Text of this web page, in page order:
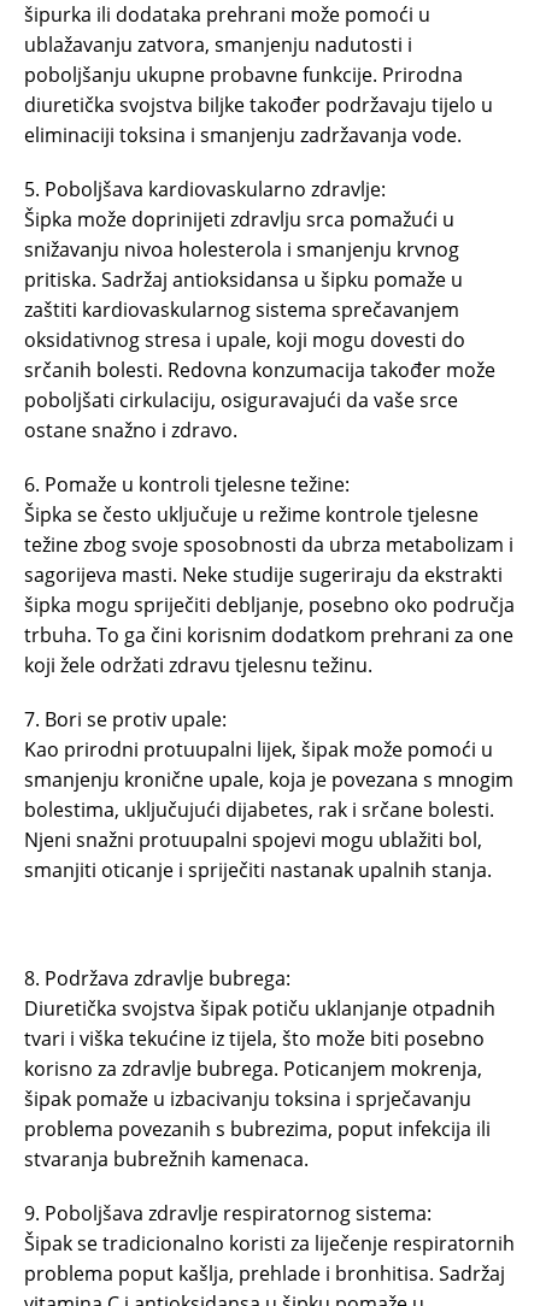
šipurka ili dodataka prehrani može pomoći u
ublažavanju zatvora, smanjenju nadutosti i
poboljšanju ukupne probavne funkcije. Prirodna
diuretička svojstva biljke također podržavaju tijelo u
eliminaciji toksina i smanjenju zadržavanja vode.
5. Poboljšava kardiovaskularno zdravlje:
Šipka može doprinijeti zdravlju srca pomažući u
snižavanju nivoa holesterola i smanjenju krvnog
pritiska. Sadržaj antioksidansa u šipku pomaže u
zaštiti kardiovaskularnog sistema sprečavanjem
oksidativnog stresa i upale, koji mogu dovesti do
srčanih bolesti. Redovna konzumacija također može
poboljšati cirkulaciju, osiguravajući da vaše srce
ostane snažno i zdravo.
6. Pomaže u kontroli tjelesne težine:
Šipka se često uključuje u režime kontrole tjelesne
težine zbog svoje sposobnosti da ubrza metabolizam i
sagorijeva masti. Neke studije sugeriraju da ekstrakti
šipka mogu spriječiti debljanje, posebno oko područja
trbuha. To ga čini korisnim dodatkom prehrani za one
koji žele održati zdravu tjelesnu težinu.
7. Bori se protiv upale:
Kao prirodni protuupalni lijek, šipak može pomoći u
smanjenju kronične upale, koja je povezana s mnogim
bolestima, uključujući dijabetes, rak i srčane bolesti.
Njeni snažni protuupalni spojevi mogu ublažiti bol,
smanjiti oticanje i spriječiti nastanak upalnih stanja.
8. Podržava zdravlje bubrega:
Diuretička svojstva šipak potiču uklanjanje otpadnih
tvari i viška tekućine iz tijela, što može biti posebno
korisno za zdravlje bubrega. Poticanjem mokrenja,
šipak pomaže u izbacivanju toksina i sprječavanju
problema povezanih s bubrezima, poput infekcija ili
stvaranja bubrežnih kamenaca.
9. Poboljšava zdravlje respiratornog sistema:
Šipak se tradicionalno koristi za liječenje respiratornih
problema poput kašlja, prehlade i bronhitisa. Sadržaj